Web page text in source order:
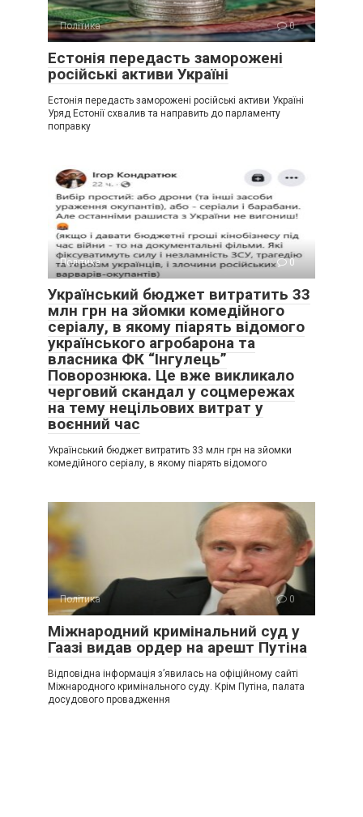
Політика 0
Естонія передасть заморожені
російські активи Україні
Естонія передасть заморожені російські активи Україні
Уряд Естонії схвалив та направить до парламенту
поправку
Політика 0
Український бюджет витратить 33
млн грн на зйомки комедійного
серіалу, в якому піарять відомого
українського агробарона та
власника ФК “Інгулець”
Поворознюка. Це вже викликало
черговий скандал у соцмережах
на тему нецільових витрат у
воєнний час
Український бюджет витратить 33 млн грн на зйомки
комедійного серіалу, в якому піарять відомого
Політика 0
Міжнародний кримінальний суд у
Гаазі видав ордер на арешт Путіна
Відповідна інформація з’явилась на офіційному сайті
Міжнародного кримінального суду. Крім Путіна, палата
досудового провадження